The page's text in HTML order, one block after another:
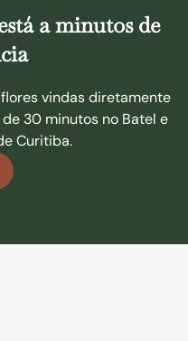
a minutos de
vindas diretamente
30 minutos no Batel e
Curitiba.